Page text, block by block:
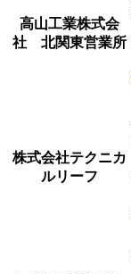
高山工業株式会
社 北関東営業所
株式会社テクニカ
ルリーフ